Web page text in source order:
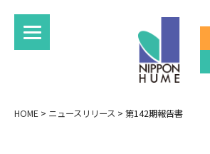
HOME > ニュースリリース > 第142期報告書